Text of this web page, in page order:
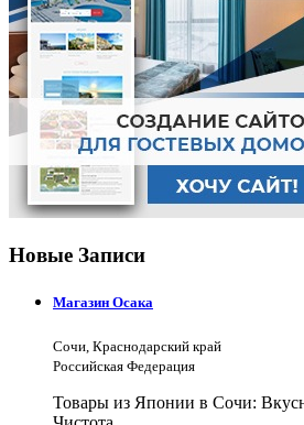
Новые Записи
Магазин Осака
Сочи, Краснодарский край
Российская Федерация
Товары из Японии в Сочи: